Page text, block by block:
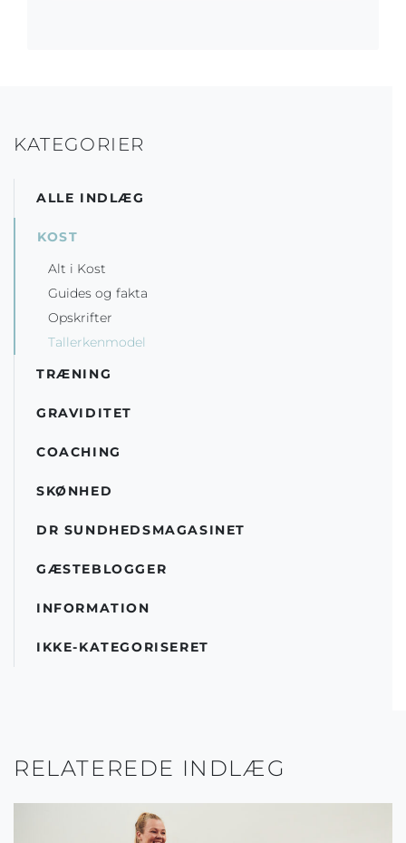
KATEGORIER
ALLE INDLÆG
KOST
Alt i Kost
Guides og fakta
Opskrifter
Tallerkenmodel
TRÆNING
GRAVIDITET
COACHING
SKØNHED
DR SUNDHEDSMAGASINET
GÆSTEBLOGGER
INFORMATION
IKKE-KATEGORISERET
RELATEREDE INDLÆG